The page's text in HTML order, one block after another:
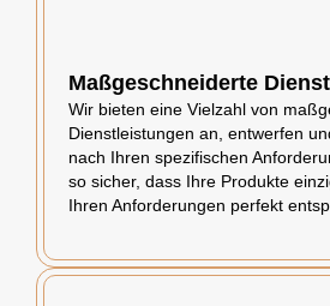
Maßgeschneiderte
Wir bieten eine Vielzahl von
Dienstleistungen an, entwerfen
nach Ihren spezifischen
so sicher, dass Ihre Produkte
Ihren Anforderungen perfekt